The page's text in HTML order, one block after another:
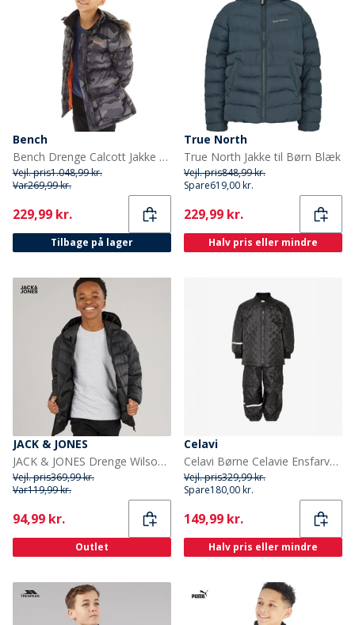
Bench
Bench Drenge Calcott Jakke Sort Digi Camo
Vejl. pris1.048,99 kr.
Var269,99 kr.
Current
229,99 kr.
Tilbage på lager
True North
True North Jakke til Børn Blæk
Vejl. pris848,99 kr.
Spare619,00 kr.
Current
229,99 kr.
Halv pris eller mindre
JACK & JONES
JACK & JONES Drenge Wilson Puffer Jakke Sort
Vejl. pris369,99 kr.
Var119,99 kr.
Current
94,99 kr.
Outlet
Celavi
Celavi Børne Celavie Ensfarvet Basis Termosæt Sort
Vejl. pris329,99 kr.
Spare180,00 kr.
Current
149,99 kr.
Halv pris eller mindre